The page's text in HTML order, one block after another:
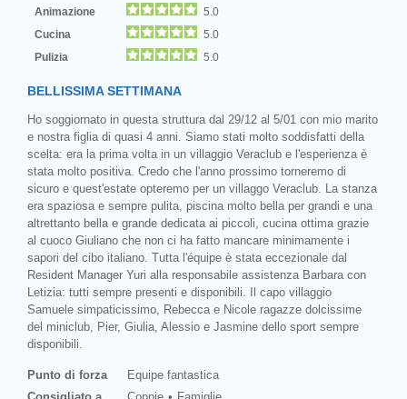
Animazione
5.0
Cucina
5.0
Pulizia
5.0
BELLISSIMA SETTIMANA
Ho soggiornato in questa struttura dal 29/12 al 5/01 con mio marito
e nostra figlia di quasi 4 anni. Siamo stati molto soddisfatti della
scelta: era la prima volta in un villaggio Veraclub e l'esperienza è
stata molto positiva. Credo che l'anno prossimo torneremo di
sicuro e quest'estate opteremo per un villaggo Veraclub. La stanza
era spaziosa e sempre pulita, piscina molto bella per grandi e una
altrettanto bella e grande dedicata ai piccoli, cucina ottima grazie
al cuoco Giuliano che non ci ha fatto mancare minimamente i
sapori del cibo italiano. Tutta l'équipe è stata eccezionale dal
Resident Manager Yuri alla responsabile assistenza Barbara con
Letizia: tutti sempre presenti e disponibili. Il capo villaggio
Samuele simpaticissimo, Rebecca e Nicole ragazze dolcissime
del miniclub, Pier, Giulia, Alessio e Jasmine dello sport sempre
disponibili.
Punto di forza
Equipe fantastica